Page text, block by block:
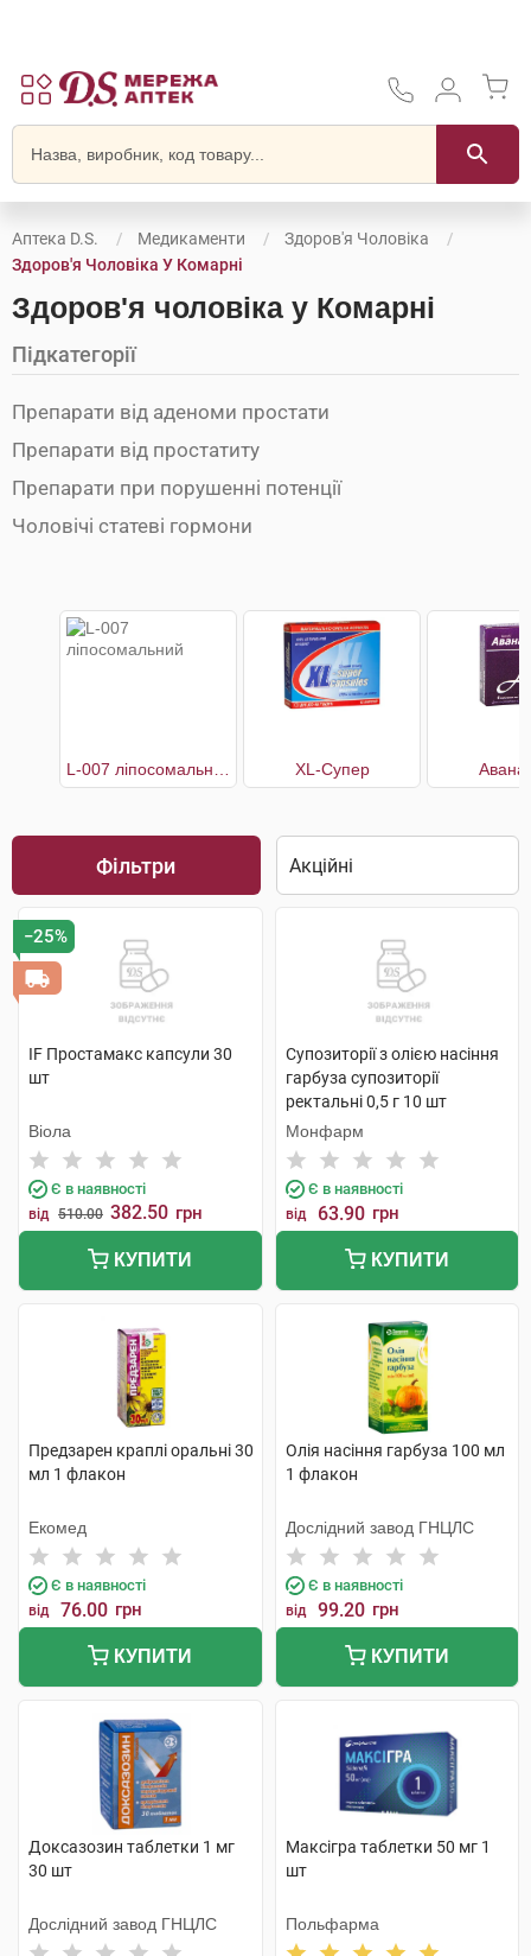
Аптека D.S. Медикаменти
Здоров'я Чоловіка
Здоров'я Чоловіка У Комарні
Здоров'я чоловіка у Комарні
Підкатегорії
Препарати від аденоми простати
Препарати від простатиту
Препарати при порушенні потенції
Чоловічі статеві гормони
XL-Супер
Фільтри
−25%
IF Простамакс капсули 30
шт
Віола
Є в наявності
від 510.00 382.50 грн
КУПИТИ
Супозиторії з олією насіння
гарбуза супозиторії
ректальні 0,5 г 10 шт
Монфарм
Є в наявності
від 63.90 грн
КУПИТИ
Предзарен краплі оральні 30
мл 1 флакон
Екомед
Є в наявності
від 76.00 грн
КУПИТИ
Олія насіння гарбуза 100 мл
1 флакон
Дослідний завод ГНЦЛС
Є в наявності
від 99.20 грн
КУПИТИ
Доксазозин таблетки 1 мг
30 шт
Дослідний завод ГНЦЛС
Максігра таблетки 50 мг 1
шт
Польфарма